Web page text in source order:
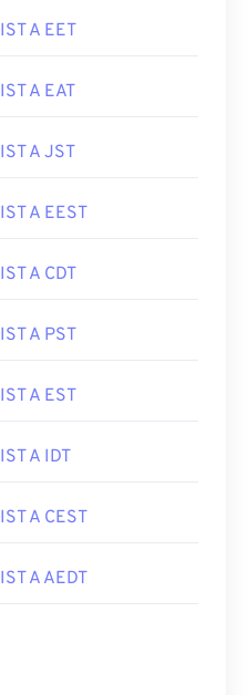
IST A EET
IST A EAT
IST A JST
IST A EEST
IST A CDT
IST A PST
IST A EST
IST A IDT
IST A CEST
IST A AEDT